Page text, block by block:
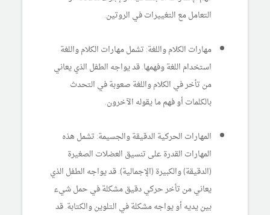
التعامل مع التغييرات في الروتين.
مهارات الكلام واللغة: تشمل مهارات الكلام واللغة
استخدام اللغة وفهمها. قد يواجه الطفل الذي يعاني
من تأخر في الكلام واللغة صعوبة في التحدث
بالكلمات أو فهم ما يقوله الآخرون.
المهارات الحركية الدقيقة والجسيمة: تشمل هذه
المهارات القدرة على تنسيق العضلات الصغيرة
(الدقيقة) والكبيرة (الإجمالية). قد يواجه الطفل الذي
يعاني من تأخر حركي دقيق مشكلة في حمل شيء
بين يديه أو يواجه مشكلة في التلوين والكتابة. قد